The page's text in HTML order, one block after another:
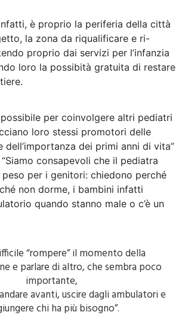
è proprio la periferia della città
la zona da riqualificare e ri-
proprio dai servizi per l’infanzia
loro la possibità gratuita di restare
per coinvolgere altri pediatri
loro stessi promotori delle
dell’importanza dei primi anni di vita”
consapevoli che il pediatra
per i genitori: chiedono perché
non dorme, i bambini infatti
quando stanno male o c’è un
“rompere” il momento della
e parlare di altro, che sembra poco
importante,
avanti, uscire dagli ambulatori e
chi ha più bisogno”.